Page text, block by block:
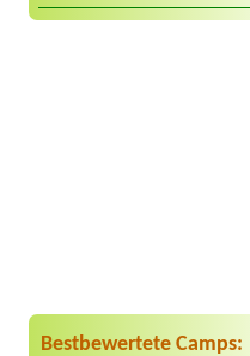
Bestbewertete Camps: